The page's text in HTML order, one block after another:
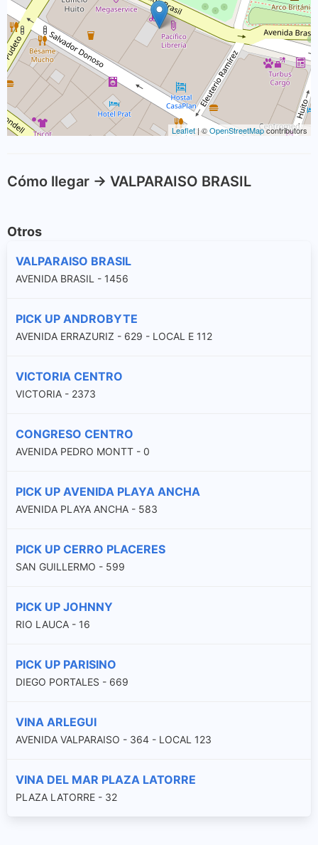
Leaflet| ©OpenStreetMapcontributors
Cómo llegar -> VALPARAISO BRASIL
Otros
VALPARAISO BRASIL
AVENIDA BRASIL - 1456
PICK UP ANDROBYTE
AVENIDA ERRAZURIZ - 629 - LOCAL E 112
VICTORIA CENTRO
VICTORIA - 2373
CONGRESO CENTRO
AVENIDA PEDRO MONTT - 0
PICK UP AVENIDA PLAYA ANCHA
AVENIDA PLAYA ANCHA - 583
PICK UP CERRO PLACERES
SAN GUILLERMO - 599
PICK UP JOHNNY
RIO LAUCA - 16
PICK UP PARISINO
DIEGO PORTALES - 669
VINA ARLEGUI
AVENIDA VALPARAISO - 364 - LOCAL 123
VINA DEL MAR PLAZA LATORRE
PLAZA LATORRE - 32